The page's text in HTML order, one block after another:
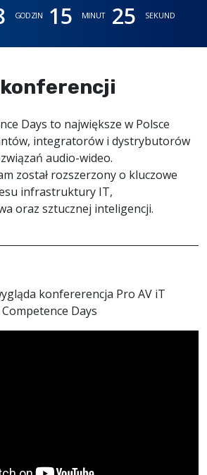
GODZIN 15 MINUT 22 SEKUND
konferencji
Days to największe w Polsce
integratorów i dystrybutorów
audio-wideo.
został rozszerzony o kluczowe
infrastruktury IT,
oraz sztucznej inteligencji.
konfererencja Pro AV iT
Competence Days